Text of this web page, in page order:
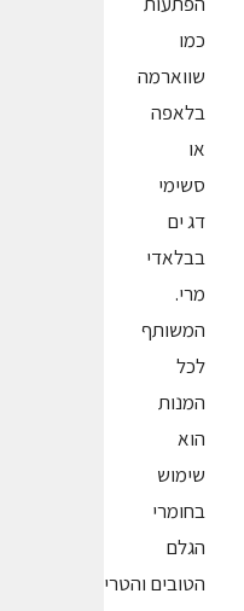
כמו
שווארמה
בלאפה
או
סשימי
דג ים
בבלאדי
מרי.
המשותף
לכל
המנות
הוא
שימוש
בחומרי
הגלם
הטובים והטריים